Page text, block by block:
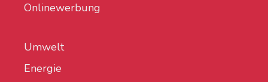
Onlinewerbung
Umwelt
Energie